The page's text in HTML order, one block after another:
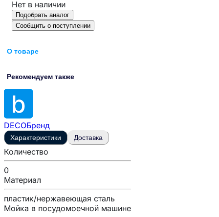
Нет в наличии
Подобрать аналог
Сообщить о поступлении
О товаре
Рекомендуем также
DECOБренд
Характеристики Доставка
Количество
0
Материал
пластик/нержавеющая сталь
Мойка в посудомоечной машине